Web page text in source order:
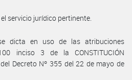
servicio jurídico pertinente.
dicta en uso de las atribuciones
inciso 3 de la CONSTITUCIÓN
Decreto Nº 355 del 22 de mayo de